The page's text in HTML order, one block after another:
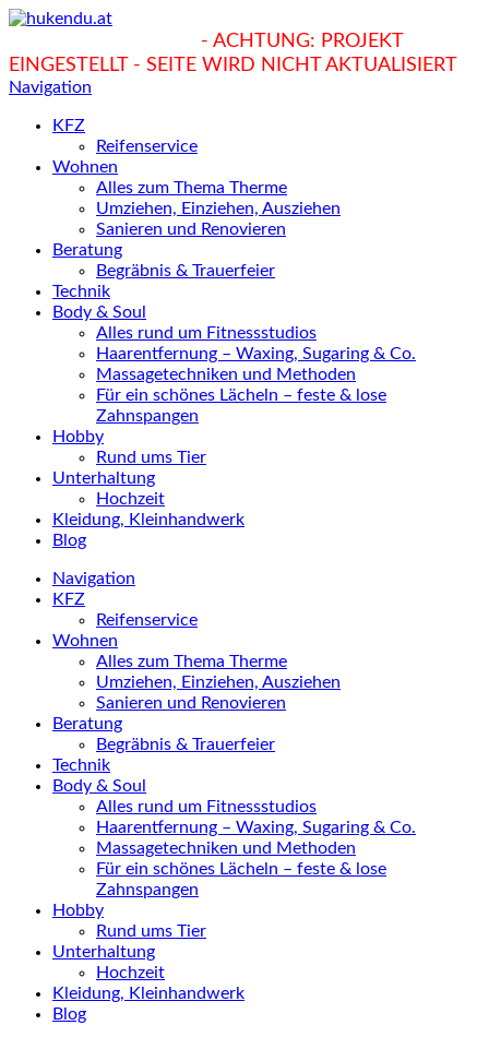
- ACHTUNG: PROJEKT
EINGESTELLT - SEITE WIRD NICHT AKTUALISIERT
Navigation
KFZ
Reifenservice
Wohnen
Alles zum Thema Therme
Umziehen, Einziehen, Ausziehen
Sanieren und Renovieren
Beratung
Begräbnis & Trauerfeier
Technik
Body & Soul
Alles rund um Fitnessstudios
Haarentfernung – Waxing, Sugaring & Co.
Massagetechniken und Methoden
Für ein schönes Lächeln – feste & lose
Zahnspangen
Hobby
Rund ums Tier
Unterhaltung
Hochzeit
Kleidung, Kleinhandwerk
Blog
Navigation
KFZ
Reifenservice
Wohnen
Alles zum Thema Therme
Umziehen, Einziehen, Ausziehen
Sanieren und Renovieren
Beratung
Begräbnis & Trauerfeier
Technik
Body & Soul
Alles rund um Fitnessstudios
Haarentfernung – Waxing, Sugaring & Co.
Massagetechniken und Methoden
Für ein schönes Lächeln – feste & lose
Zahnspangen
Hobby
Rund ums Tier
Unterhaltung
Hochzeit
Kleidung, Kleinhandwerk
Blog